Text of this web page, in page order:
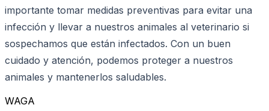
importante tomar medidas preventivas para evitar una
infección y llevar a nuestros animales al veterinario si
sospechamos que están infectados. Con un buen
cuidado y atención, podemos proteger a nuestros
animales y mantenerlos saludables.
WAGA